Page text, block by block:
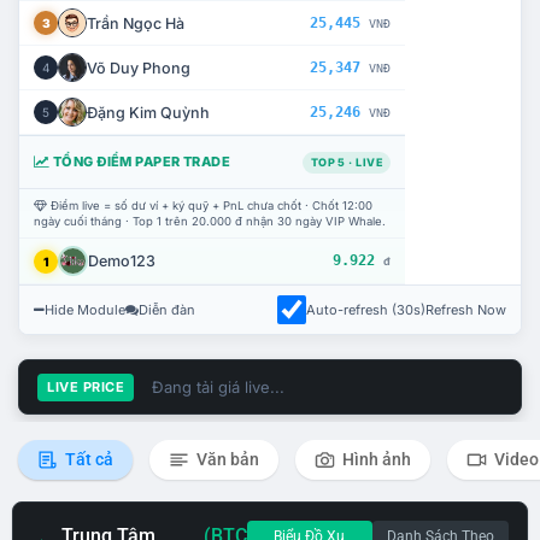
3 Trần Ngọc Hà 25,445 VNĐ
4 Võ Duy Phong 25,347 VNĐ
5 Đặng Kim Quỳnh 25,246 VNĐ
TỔNG ĐIỂM PAPER TRADE TOP 5 · LIVE
Điểm live = số dư ví + ký quỹ + PnL chưa chốt · Chốt 12:00
ngày cuối tháng · Top 1 trên 20.000 đ nhận 30 ngày VIP Whale.
1 Demo123 9.922 đ
Hide Module Diễn đàn Auto-refresh (30s)Refresh Now
LIVE PRICE Đang tải giá live...
Tất cả Văn bản Hình ảnh Video
Biểu Đồ Xu Danh Sách Theo